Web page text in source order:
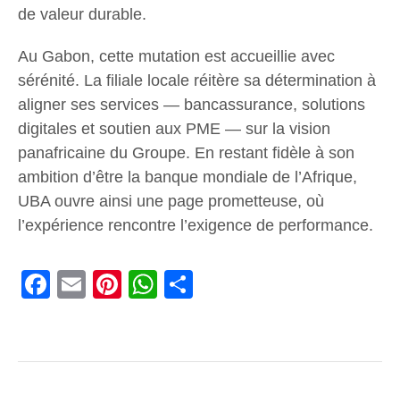
de valeur durable.
​Au Gabon, cette mutation est accueillie avec
sérénité. La filiale locale réitère sa détermination à
aligner ses services — bancassurance, solutions
digitales et soutien aux PME — sur la vision
panafricaine du Groupe. En restant fidèle à son
ambition d’être la banque mondiale de l’Afrique,
UBA ouvre ainsi une page prometteuse, où
l’expérience rencontre l’exigence de performance.
Facebook
Email PinterestWhatsApp